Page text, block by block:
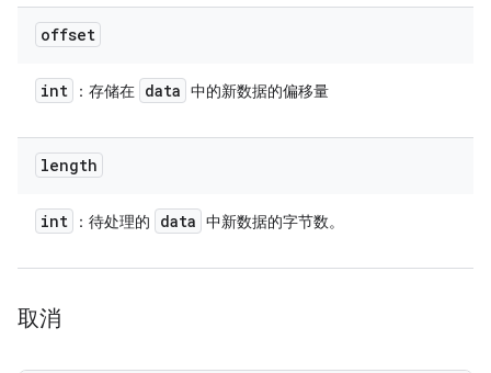
offset
int ：存储在 data 中的新数据的偏移量
length
int ：待处理的 data 中新数据的字节数。
取消